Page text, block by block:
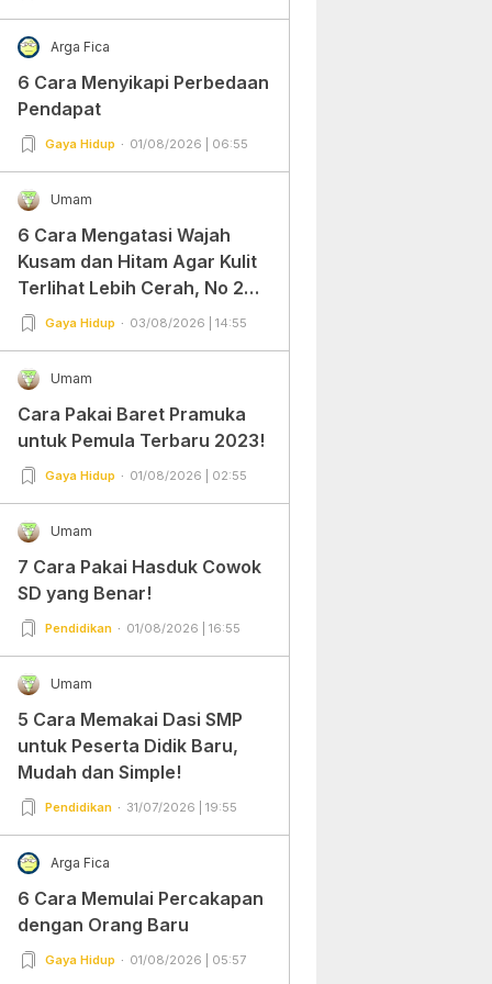
Arga Fica
6 Cara Menyikapi Perbedaan
Pendapat
Gaya Hidup 01/08/2026 | 06:55
Umam
6 Cara Mengatasi Wajah
Kusam dan Hitam Agar Kulit
Terlihat Lebih Cerah, No 2
Gampang Banget dan Mudah
Gaya Hidup 03/08/2026 | 14:55
Umam
Cara Pakai Baret Pramuka
untuk Pemula Terbaru 2023!
Gaya Hidup 01/08/2026 | 02:55
Umam
7 Cara Pakai Hasduk Cowok
SD yang Benar!
Pendidikan 01/08/2026 | 16:55
Umam
5 Cara Memakai Dasi SMP
untuk Peserta Didik Baru,
Mudah dan Simple!
Pendidikan 31/07/2026 | 19:55
Arga Fica
6 Cara Memulai Percakapan
dengan Orang Baru
Gaya Hidup 01/08/2026 | 05:57